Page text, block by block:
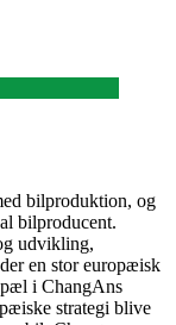
bilproduktion, og
bilproducent.
udvikling,
en stor europæisk
i ChangAns
strategi blive